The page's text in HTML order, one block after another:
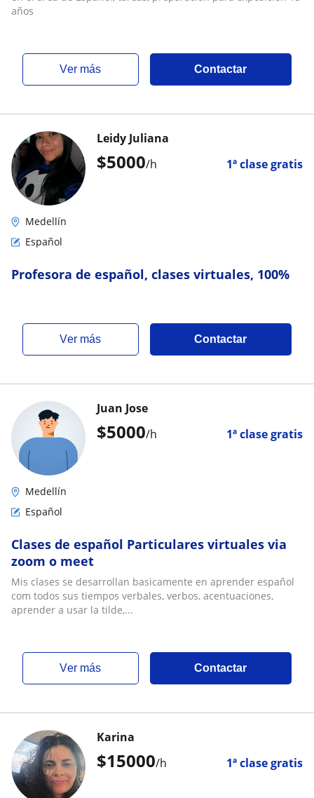
años
ver más Contactar
$5000/h 1ª clase gratis
Leidy Juliana
Medellín
Español
Profesora de español, clases virtuales, 100%
ver más Contactar
$5000/h 1ª clase gratis
Juan Jose
Medellín
Español
Clases de español Particulares virtuales via
zoom o meet
Mis clases se desarrollan basicamente en aprender español
com todos sus tiempos verbales, verbos, acentuaciones,
aprender a usar la tilde,...
ver más Contactar
$15000/h 1ª clase gratis
Karina